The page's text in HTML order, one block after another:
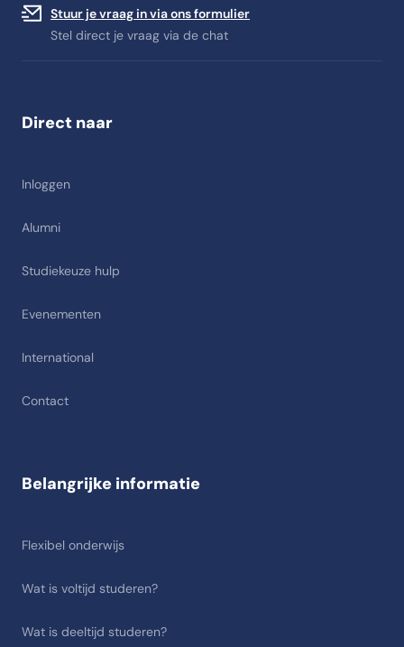
Stuur je vraag in via ons formulier
Stel direct je vraag via de chat
Direct naar
Inloggen
Alumni
Studiekeuze hulp
Evenementen
International
Contact
Belangrijke informatie
Flexibel onderwijs
Wat is voltijd studeren?
Wat is deeltijd studeren?